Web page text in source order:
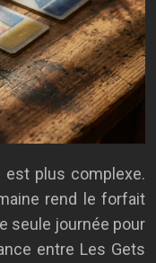
est plus complexe.
rend le forfait
seule journée pour
entre Les Gets